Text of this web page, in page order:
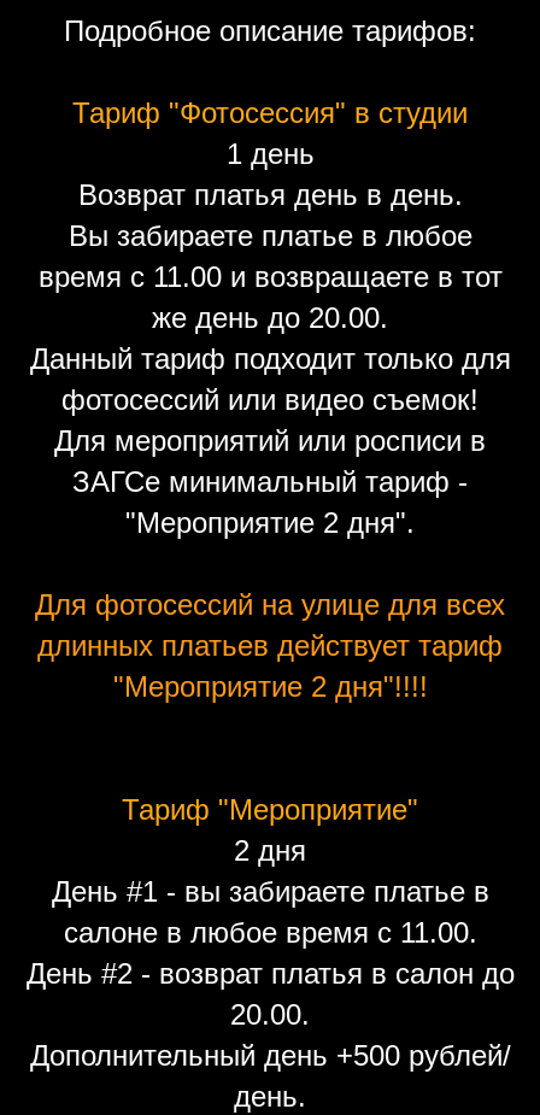
Подробное описание тарифов:
Тариф "Фотосессия" в студии
1 день
Возврат платья день в день.
Вы забираете платье в любое
время с 11.00 и возвращаете в тот
же день до 20.00.
Данный тариф подходит только для
фотосессий или видео съемок!
Для мероприятий или росписи в
ЗАГСе минимальный тариф -
"Мероприятие 2 дня".
Для фотосессий на улице для всех
длинных платьев действует тариф
"Мероприятие 2 дня"!!!!
Тариф "Мероприятие"
2 дня
День #1 - вы забираете платье в
салоне в любое время с 11.00.
День #2 - возврат платья в салон до
20.00.
Дополнительный день +500 рублей/
день.